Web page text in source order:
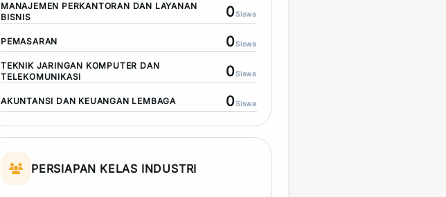
MANAJEMEN PERKANTORAN DAN LAYANAN
BISNIS
0Siswa
PEMASARAN 0Siswa
TEKNIK JARINGAN KOMPUTER DAN
TELEKOMUNIKASI
0Siswa
AKUNTANSI DAN KEUANGAN LEMBAGA 0Siswa
PERSIAPAN KELAS INDUSTRI